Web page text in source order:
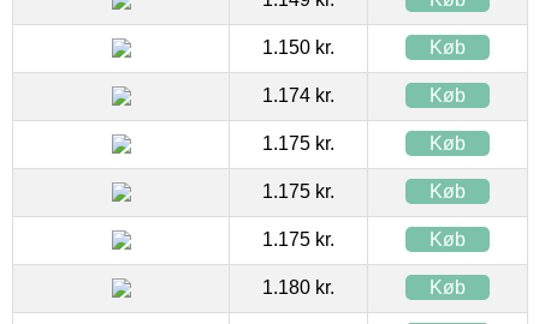
1.150 kr. Køb
1.174 kr. Køb
1.175 kr. Køb
1.175 kr. Køb
1.175 kr. Køb
1.180 kr. Køb